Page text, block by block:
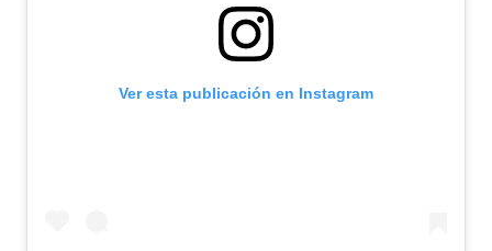
Ver esta publicación en Instagram